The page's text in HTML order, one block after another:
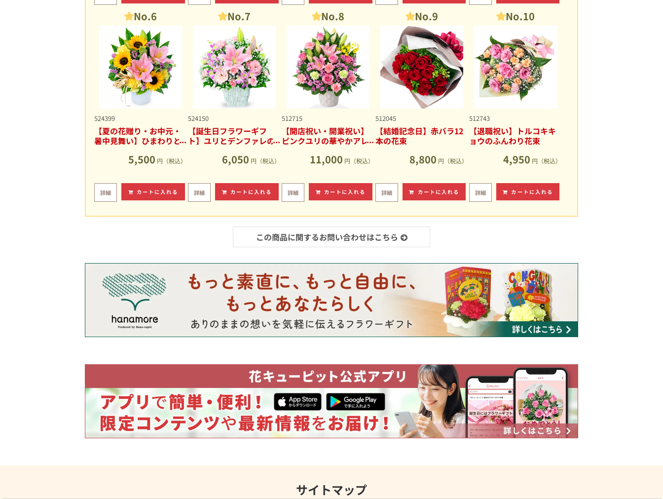
No.6
524399
【夏の花贈り・お中元・
暑中見舞い】ひまわりと
5,500 円（税込）
詳細 カートに入れる
No.7
524150
【誕生日フラワーギフ
ト】ユリとデンファレの
6,050 円（税込）
詳細 カートに入れる
No.8
512715
【開店祝い・開業祝い】
ピンクユリの華やかアレ
11,000 円（税込）
詳細 カートに入れる
No.9
512045
【結婚記念日】赤バラ12
本の花束
8,800 円（税込）
詳細 カートに入れる
No.10
512743
【退職祝い】トルコキキ
ョウのふんわり花束
4,950 円（税込）
詳細 カートに入れる
この商品に関するお問い合わせはこちら
サイトマップ